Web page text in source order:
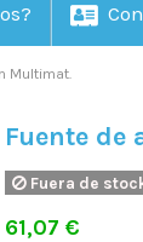
Multimat.
Fuente
Fuera de
61,07 €